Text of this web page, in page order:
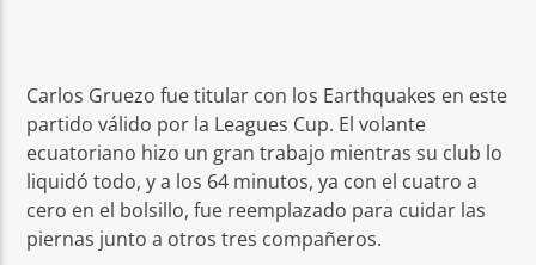
Carlos Gruezo fue titular con los Earthquakes en este
partido válido por la Leagues Cup. El volante
ecuatoriano hizo un gran trabajo mientras su club lo
liquidó todo, y a los 64 minutos, ya con el cuatro a
cero en el bolsillo, fue reemplazado para cuidar las
piernas junto a otros tres compañeros.